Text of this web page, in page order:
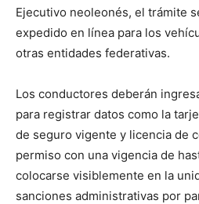
Ejecutivo neoleonés, el trámite
expedido en línea para los
otras entidades federativas.
Los conductores deberán
para registrar datos como la
de seguro vigente y licencia de
permiso con una vigencia de
colocarse visiblemente en la
sanciones administrativas por